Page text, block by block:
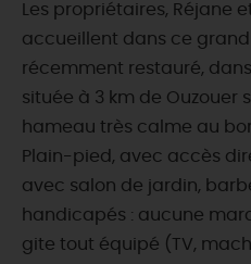
Les propriétaires, Réjane
accueillent dans ce
récemment restauré,
située à 3 km de Ouzouer
hameau très calme au
Plain-pied, avec accès
avec salon de jardin,
handicapés : aucune
gite tout équipé (TV,